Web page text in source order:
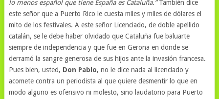
lo menos español que tiene España es Cataluña.”También dice
este señor que a Puerto Rico le cuesta miles y miles de dólares el
mito de los festivales. A este señor Licenciado, de doble apellido
catalán, se le debe haber olvidado que Cataluña fue baluarte
siempre de independencia y que fue en Gerona en donde se
derramó la sangre generosa de sus hijos ante la invasión francesa.
Pues bien, usted, Don Pablo, no le dice nada al licenciado y
acomete contra un periodista al que quiere desmentir lo que en
modo alguno es ofensivo ni molesto, sino laudatorio para Puerto